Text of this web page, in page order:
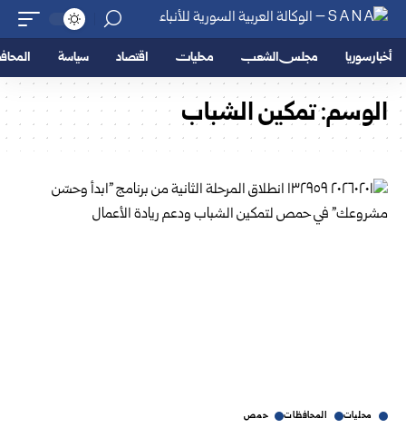
أخبار سوريا مجلس الشعب محليات اقتصاد سياسة
الوسم:تمكين الشباب
محليات المحافظات حمص